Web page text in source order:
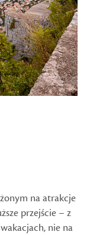
na atrakcje
przejście – z
nie na